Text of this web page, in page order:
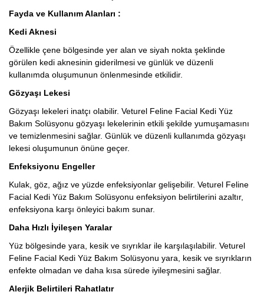
Fayda ve Kullanım Alanları :
Kedi Aknesi
Özellikle çene bölgesinde yer alan ve siyah nokta şeklinde
görülen kedi aknesinin giderilmesi ve günlük ve düzenli
kullanımda oluşumunun önlenmesinde etkilidir.
Gözyaşı Lekesi
Gözyaşı lekeleri inatçı olabilir. Veturel Feline Facial Kedi Yüz
Bakım Solüsyonu gözyaşı lekelerinin etkili şekilde yumuşamasını
ve temizlenmesini sağlar. Günlük ve düzenli kullanımda gözyaşı
lekesi oluşumunun önüne geçer.
Enfeksiyonu Engeller
Kulak, göz, ağız ve yüzde enfeksiyonlar gelişebilir. Veturel Feline
Facial Kedi Yüz Bakım Solüsyonu enfeksiyon belirtilerini azaltır,
enfeksiyona karşı önleyici bakım sunar.
Daha Hızlı İyileşen Yaralar
Yüz bölgesinde yara, kesik ve sıyrıklar ile karşılaşılabilir. Veturel
Feline Facial Kedi Yüz Bakım Solüsyonu yara, kesik ve sıyrıkların
enfekte olmadan ve daha kısa sürede iyileşmesini sağlar.
Alerjik Belirtileri Rahatlatır